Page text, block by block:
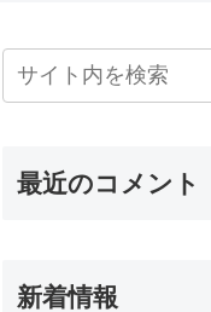
最近のコメント
新着情報